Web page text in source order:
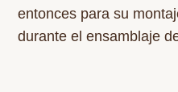
entonces para su
durante el ensamblaje